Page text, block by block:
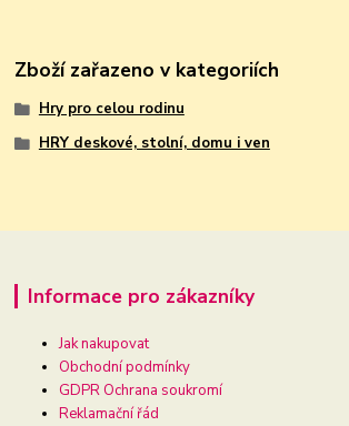
Zboží zařazeno v kategoriích
Hry pro celou rodinu
HRY deskové, stolní, domu i ven
Informace pro zákazníky
Jak nakupovat
Obchodní podmínky
GDPR Ochrana soukromí
Reklamační řád